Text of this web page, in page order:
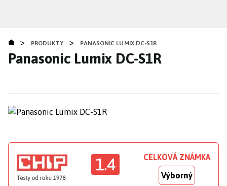
obsahu
> PRODUKTY > PANASONIC LUMIX DC-S1R
Panasonic Lumix DC-S1R
1.4 CELKOVÁ ZNÁMKA
Výborný